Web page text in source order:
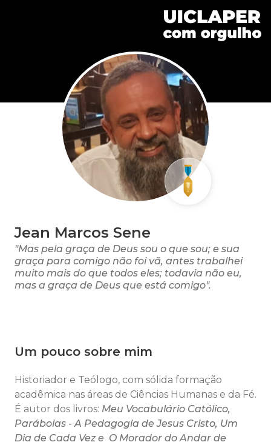
Jean Marcos Sene
"Mas pela graça de Deus sou o que sou; e sua
graça para comigo não foi vã, antes trabalhei
muito mais do que todos eles; todavia não eu,
mas a graça de Deus que está comigo".
Um pouco sobre mim
Historiador e Teólogo, com sólida formação
acadêmica nas áreas de Ciências Humanas e da Fé.
É autor dos livros: Meu Vocabulário Católico,
Parábolas - A Pedagogia de Jesus Cristo, Um
Dia de Cada Vez e O Morador do Andar de